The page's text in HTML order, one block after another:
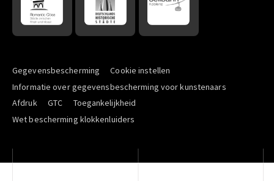
Gegevensbescherming
Cookie instellen
Informatie over gegevensbescherming voor kunstenaars
Afdruk
GTC
Toegankelijkheid
Wet bescherming klokkenluiders